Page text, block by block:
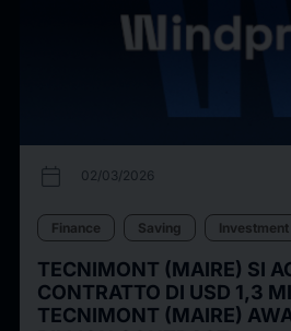
calendar_today 02/03/2026
Finance Saving
TECNIMONT (MAIRE) SI
CONTRATTO DI USD 1,3
TECNIMONT (MAIRE)